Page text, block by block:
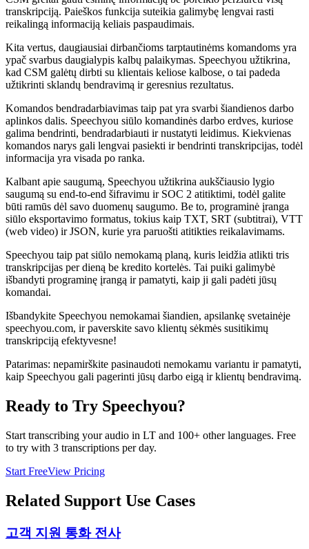
transkripciją. Paieškos funkcija suteikia galimybę lengvai rasti
reikalingą informaciją keliais paspaudimais.
Kita vertus, daugiausiai dirbančioms tarptautinėms komandoms yra
ypač svarbus daugialypis kalbų palaikymas. Speechyou užtikrina,
kad CSM galėtų dirbti su klientais keliose kalbose, o tai padeda
užtikrinti sklandų bendravimą ir geresnius rezultatus.
Komandos bendradarbiavimas taip pat yra svarbi šiandienos darbo
aplinkos dalis. Speechyou siūlo komandinės darbo erdves, kuriose
galima bendrinti, bendradarbiauti ir nustatyti leidimus. Kiekvienas
komandos narys gali lengvai pasiekti ir bendrinti transkripcijas, todėl
informacija yra visada po ranka.
Kalbant apie saugumą, Speechyou užtikrina aukščiausio lygio
saugumą su end-to-end šifravimu ir SOC 2 atitiktimi, todėl galite
būti ramūs dėl savo duomenų saugumo. Be to, programinė įranga
siūlo eksportavimo formatus, tokius kaip TXT, SRT (subtitrai), VTT
(web video) ir JSON, kurie yra paruošti atitikties reikalavimams.
Speechyou taip pat siūlo nemokamą planą, kuris leidžia atlikti tris
transkripcijas per dieną be kredito kortelės. Tai puiki galimybė
išbandyti programinę įrangą ir pamatyti, kaip ji gali padėti jūsų
komandai.
Išbandykite Speechyou nemokamai šiandien, apsilankę svetainėje
speechyou.com, ir paverskite savo klientų sėkmės susitikimų
transkripciją efektyvesne!
Patarimas: nepamirškite pasinaudoti nemokamu variantu ir pamatyti,
kaip Speechyou gali pagerinti jūsų darbo eigą ir klientų bendravimą.
Ready to Try Speechyou?
Start transcribing your audio in LT and 100+ other languages. Free
to try with 3 transcriptions per day.
Start FreeView Pricing
Related Support Use Cases
고객 지원 통화 전사